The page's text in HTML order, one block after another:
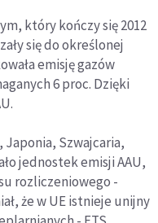
który kończy się 2012
się do określonej
emisję gazów
6 proc. Dzięki
Japonia, Szwajcaria,
jednostek emisji AAU,
rozliczeniowego -
że w UE istnieje unijny